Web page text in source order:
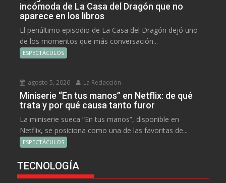
incómoda de La Casa del Dragón que no
aparece en los libros
El penúltimo episodio de La Casa del Dragón dejó uno
de los momentos que más conversación...
ESPECTÁCULOS
agosto 5, 2026 La Redacción
Miniserie “En tus manos” en Netflix: de qué
trata y por qué causa tanto furor
La miniserie sueca “En tus manos”, disponible en
Netflix, se posiciona como una de las favoritas de...
ESPECTÁCULOS
TECNOLOGÍA